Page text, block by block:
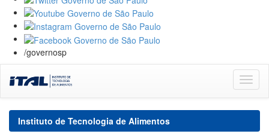
/governosp
navigation
Instituto de Tecnologia de Alimentos